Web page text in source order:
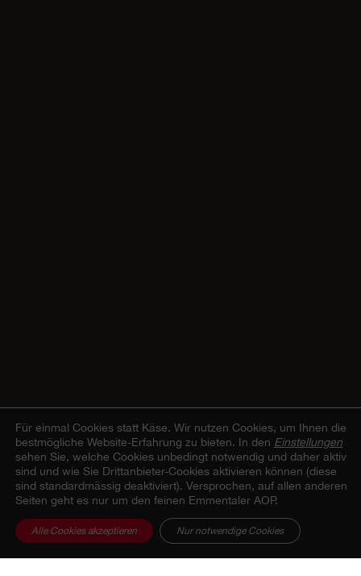
Für einmal Cookies statt Käse. Wir nutzen Cookies, um Ihnen die
bestmögliche Website-Erfahrung zu bieten. In den Einstellungen
sehen Sie, welche Cookies unbedingt notwendig und daher aktiv
sind und wie Sie Drittanbieter-Cookies aktivieren können (diese
sind standardmässig deaktiviert). Versprochen, auf allen anderen
Seiten geht es nur um den feinen Emmentaler AOP.
Alle Cookies akzeptieren Nur notwendige Cookies